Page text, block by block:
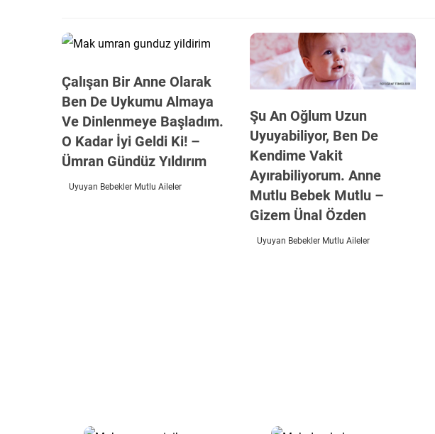
Çalışan Bir Anne Olarak
Ben De Uykumu Almaya
Ve Dinlenmeye Başladım.
O Kadar İyi Geldi Ki! –
Ümran Gündüz Yıldırım
Uyuyan Bebekler Mutlu Aileler
Şu An Oğlum Uzun
Uyuyabiliyor, Ben De
Kendime Vakit
Ayırabiliyorum. Anne
Mutlu Bebek Mutlu –
Gizem Ünal Özden
Uyuyan Bebekler Mutlu Aileler